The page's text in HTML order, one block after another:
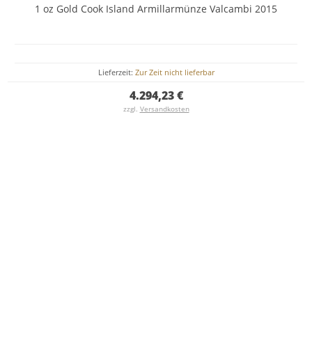
1 oz Gold Cook Island Armillarmünze Valcambi 2015
Lieferzeit: Zur Zeit nicht lieferbar
4.294,23 €
zzgl. Versandkosten